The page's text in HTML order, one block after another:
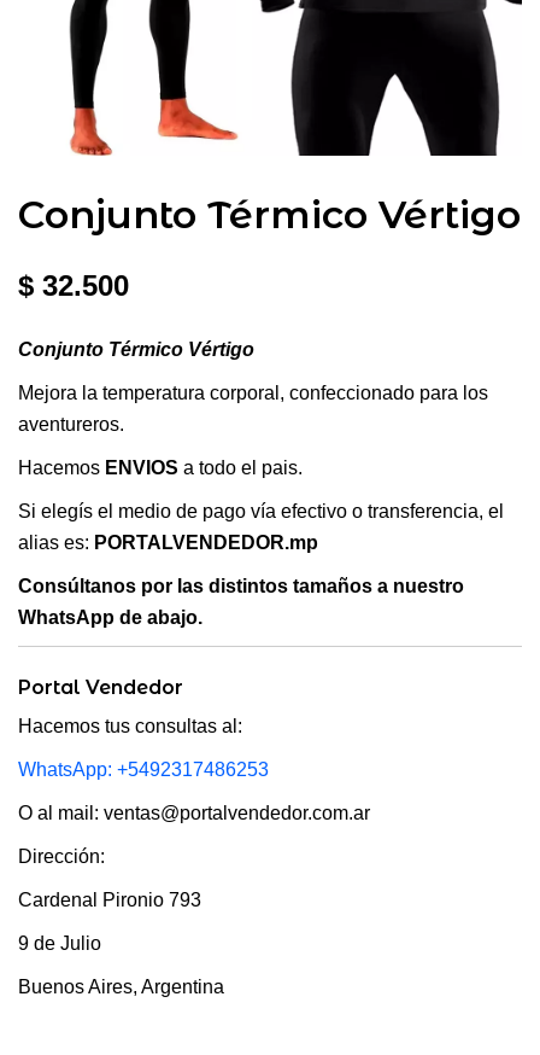
Conjunto Térmico Vértigo
$ 32.500
Conjunto Térmico Vértigo
Mejora la temperatura corporal, confeccionado para los
aventureros.
Hacemos ENVIOS a todo el pais.
Si elegís el medio de pago vía efectivo o transferencia, el
alias es: PORTALVENDEDOR.mp
Consúltanos por las distintos tamaños a nuestro
WhatsApp de abajo.
Portal Vendedor
Hacemos tus consultas al:
WhatsApp: +5492317486253
O al mail: ventas@portalvendedor.com.ar
Dirección:
Cardenal Pironio 793
9 de Julio
Buenos Aires, Argentina